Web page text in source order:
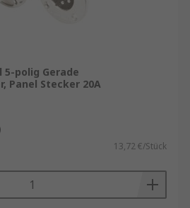
polig Gerade
Panel Stecker 20A
13,72 €/Stück